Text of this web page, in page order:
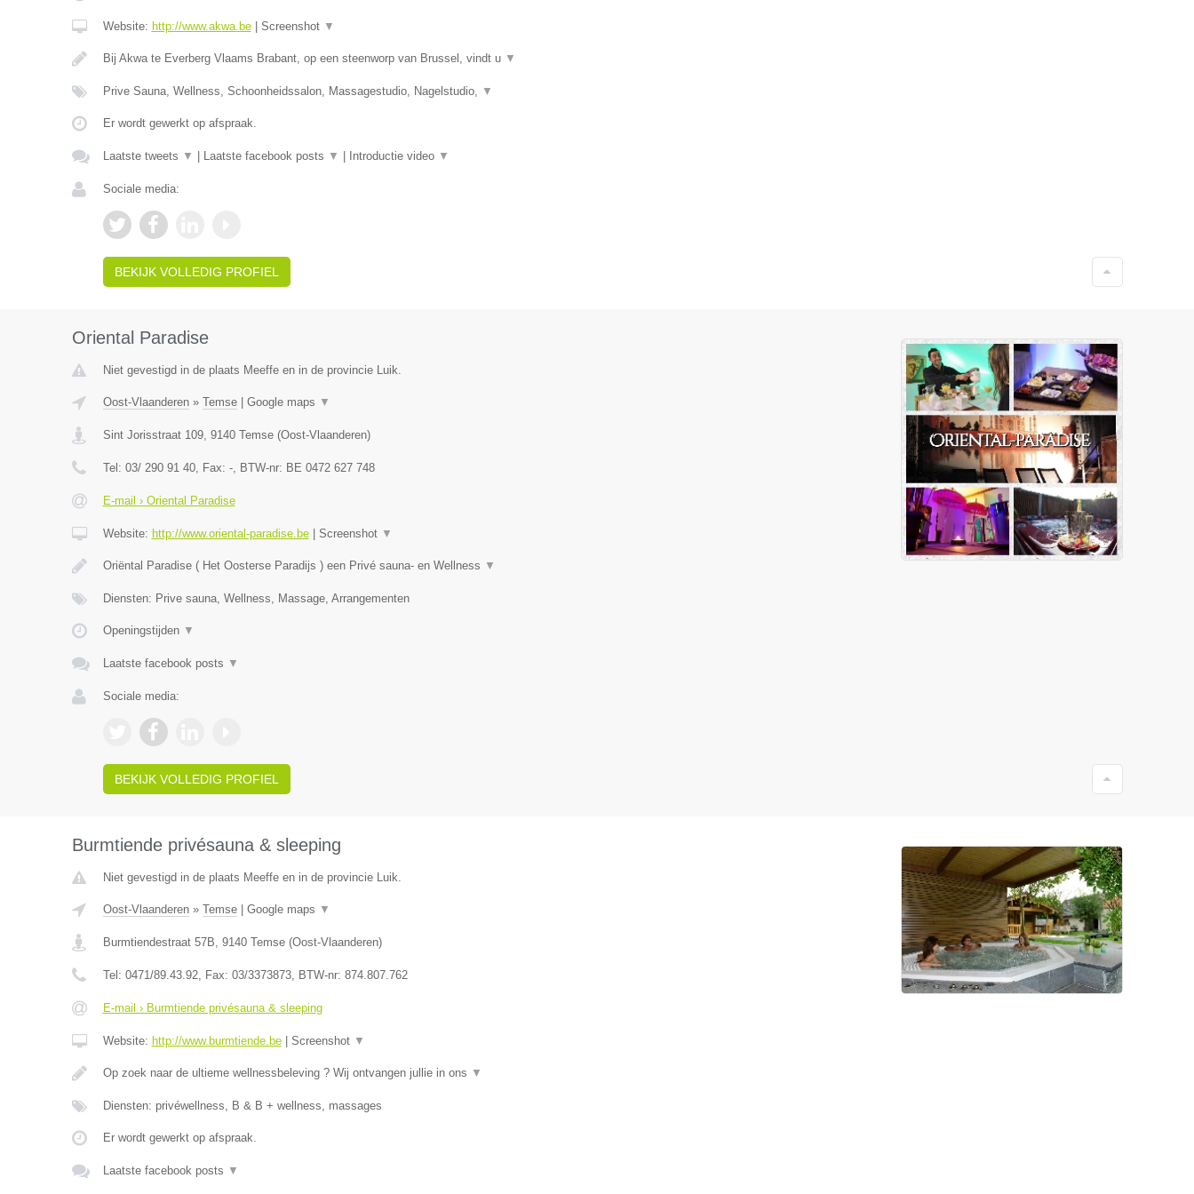
Website: http://www.akwa.be| Screenshot ▼
Bij Akwa te Everberg Vlaams Brabant, op een steenworp van Brussel, vindt u ▼
Prive Sauna, Wellness, Schoonheidssalon, Massagestudio, Nagelstudio, ▼
Er wordt gewerkt op afspraak.
Laatste tweets ▼ Laatste facebook posts ▼ Introductie video ▼
Sociale media:
BEKIJK VOLLEDIG PROFIEL
Oriental Paradise
Niet gevestigd in de plaats Meeffe en in de provincie Luik.
Oost-Vlaanderen» Temse| Google maps ▼
Sint Jorisstraat 109, 9140 Temse(Oost-Vlaanderen)
Tel: 03/ 290 91 40, Fax: -, BTW-nr: BE 0472 627 748
E-mail › Oriental Paradise
Website: http://www.oriental-paradise.be| Screenshot ▼
Oriëntal Paradise ( Het Oosterse Paradijs ) een Privé sauna- en Wellness ▼
Diensten: Prive sauna, Wellness, Massage, Arrangementen
Openingstijden ▼
Laatste facebook posts ▼
Sociale media:
BEKIJK VOLLEDIG PROFIEL
Burmtiende privésauna & sleeping
Niet gevestigd in de plaats Meeffe en in de provincie Luik.
Oost-Vlaanderen» Temse| Google maps ▼
Burmtiendestraat 57B, 9140 Temse(Oost-Vlaanderen)
Tel: 0471/89.43.92, Fax: 03/3373873, BTW-nr: 874.807.762
E-mail › Burmtiende privésauna & sleeping
Website: http://www.burmtiende.be| Screenshot ▼
Op zoek naar de ultieme wellnessbeleving ? Wij ontvangen jullie in ons ▼
Diensten: privéwellness, B & B + wellness, massages
Er wordt gewerkt op afspraak.
Laatste facebook posts ▼